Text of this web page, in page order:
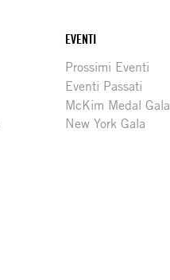
EVENTI
Prossimi Eventi
Eventi Passati
McKim Medal Gala
New York Gala